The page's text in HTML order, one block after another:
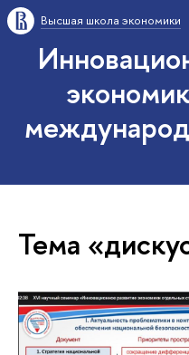
Высшая школа экономики
Тема